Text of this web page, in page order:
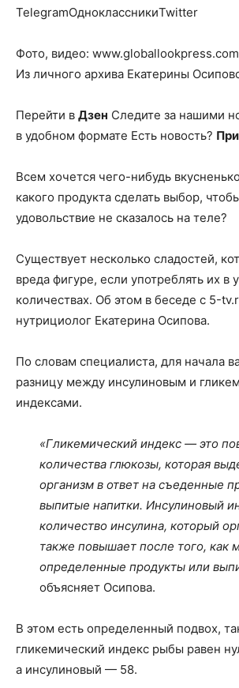
TelegramОдноклассникиTwitter
Фото, видео:
Из личного архива Екатерины
Перейти в Дзен Следите за нашими
в удобном формате Есть новость?
Всем хочется чего-нибудь
какого продукта сделать выбор,
удовольствие не сказалось на теле?
Существует несколько сладостей,
вреда фигуре, если употреблять их в
количествах. Об этом в беседе с 5-
нутрициолог Екатерина Осипова.
По словам специалиста, для начала
разницу между инсулиновым и
индексами.
«Гликемический индекс — это
количества глюкозы, которая
организм в ответ на съеденные
выпитые напитки. Инсулиновый
количество инсулина, который
также повышает после того, как
определенные продукты или
объясняет Осипова.
В этом есть определенный подвох,
гликемический индекс рыбы равен
а инсулиновый — 58.